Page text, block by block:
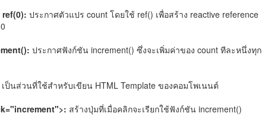
ประกาศตัวแปร count โดยใช้ ref() เพื่อสร้าง reactive reference
ประกาศฟังก์ชัน increment() ซึ่งจะเพิ่มค่าของ count ทีละหนึ่งทุก
เป็นส่วนที่ใช้สำหรับเขียน HTML Template ของคอมโพเนนต์
สร้างปุ่มที่เมื่อคลิกจะเรียกใช้ฟังก์ชัน increment()